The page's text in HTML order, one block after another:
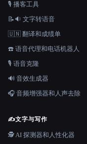
🎙️ 播客工具
📝🔉 文字转语音
🇺🇳 翻译和成绩单
☎️ 语音代理和电话机器人
🎙️ 语音克隆
🔊 音效生成器
🎧 音频增强器和人声去除
✍️文字与写作
🕵️ AI 探测器和人性化器